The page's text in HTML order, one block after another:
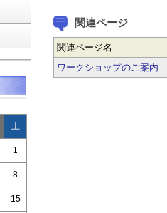
土
1
8
15
関連ページ
関連ページ名
ワークショップのご案内